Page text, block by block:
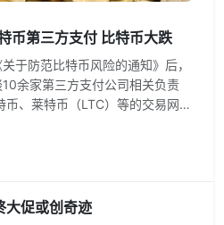
币第三方支付 比特币大跌
于防范比特币风险的通知》后，
余家第三方支付公司相关负责
、莱特币（LTC）等的交易网站
大促或创奇迹